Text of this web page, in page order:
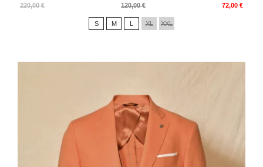
220,00 €
Prix
120,00 € 72,00 €
Prix
S M L XL XXL